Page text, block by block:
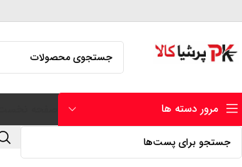
مرور دسته ها